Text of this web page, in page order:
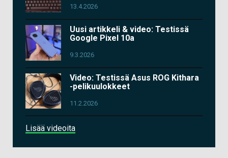
13.4.2026
Uusi artikkeli & video: Testissä
Google Pixel 10a
9.3.2026
Video: Testissä Asus ROG Kithara
-pelikuulokkeet
11.2.2026
Lisää videoita